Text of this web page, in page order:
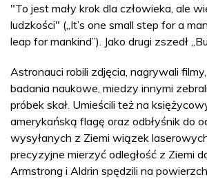
"To jest mały krok dla człowieka, ale
ludzkości" („It’s one small step for a
leap for mankind”). Jako drugi zszedł
Astronauci robili zdjęcia, nagrywali
badania naukowe, miedzy innymi
próbek skał. Umieścili też na
amerykańską flagę oraz odbłyśnik do
wysyłanych z Ziemi wiązek
precyzyjne mierzyć odległość z Ziemi
Armstrong i Aldrin spędzili na